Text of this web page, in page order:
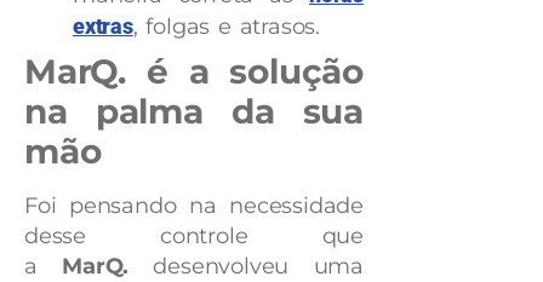
extras, folgas e atrasos.
MarQ. é a solução
na palma da sua
mão
Foi pensando na necessidade
desse controle que
a MarQ. desenvolveu uma